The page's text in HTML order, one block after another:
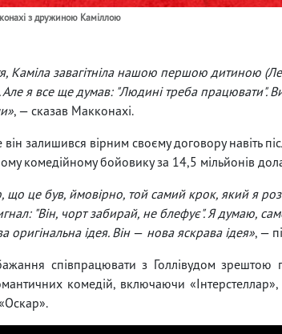
з дружиною Каміллою
Каміла завагітніла нашою першою дитиною
Але я все ще думав: "Людині треба працювати".
, — сказав Макконахі.
залишився вірним своєму договору навіть
комедійному бойовику за 14,5 мільйонів
це був, ймовірно, той самий крок, який я
"Він, чорт забирай, не блефує". Я думаю,
оригінальна ідея. Він — нова яскрава ідея», —
співпрацювати з Голлівудом
комедій, включаючи